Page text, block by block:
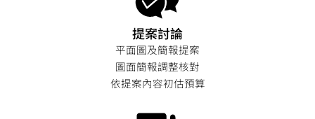
提案討論
平面圖及簡報提案
圖面簡報調整核對
依提案內容初估預算